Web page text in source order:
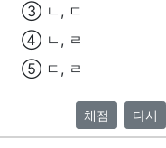
③ ㄴ, ㄷ
④ ㄴ, ㄹ
⑤ ㄷ, ㄹ
채점 다시